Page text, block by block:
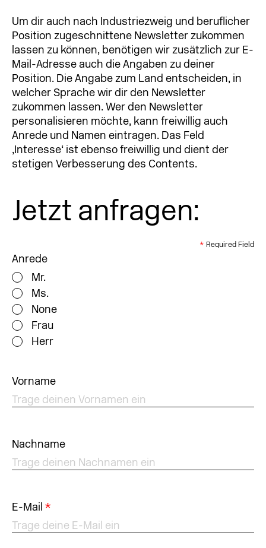
Um dir auch nach Industriezweig und beruflicher
Position zugeschnittene Newsletter zukommen
lassen zu können, benötigen wir zusätzlich zur E-
Mail-Adresse auch die Angaben zu deiner
Position. Die Angabe zum Land entscheiden, in
welcher Sprache wir dir den Newsletter
zukommen lassen. Wer den Newsletter
personalisieren möchte, kann freiwillig auch
Anrede und Namen eintragen. Das Feld
‚Interesse‘ ist ebenso freiwillig und dient der
stetigen Verbesserung des Contents.
Jetzt anfragen:
* Required Field
Anrede
Mr.
Ms.
None
Frau
Herr
Vorname
Nachname
E-Mail *